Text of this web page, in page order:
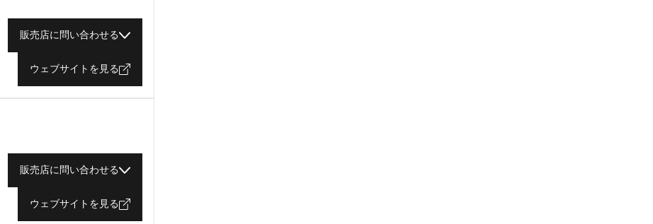
販売店に問い合わせる
ウェブサイトを見る
販売店に問い合わせる
ウェブサイトを見る